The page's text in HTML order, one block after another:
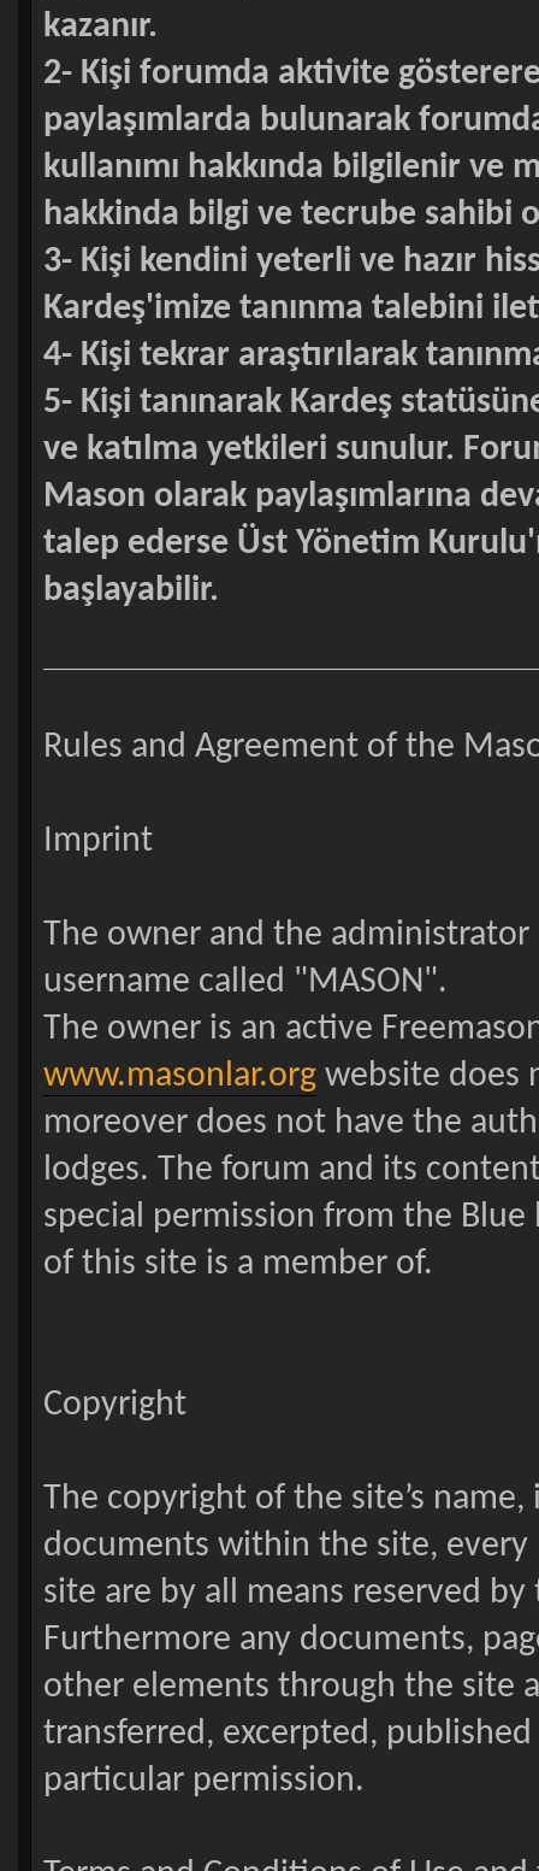
kazanır.
2- Kişi forumda aktivite
paylaşımlarda bulunarak
kullanımı hakkında bilgilenir ve
hakkinda bilgi ve tecrube sahibi
3- Kişi kendini yeterli ve hazır
Kardeş'imize tanınma talebini
4- Kişi tekrar araştırılarak
5- Kişi tanınarak Kardeş
ve katılma yetkileri sunulur.
Mason olarak paylaşımlarına
talep ederse Üst Yönetim
başlayabilir.
Rules and Agreement of the
Imprint
The owner and the
username called "MASON".
The owner is an active
www.masonlar.orgwebsite does
moreover does not have the
lodges. The forum and its
special permission from the
of this site is a member of.
Copyright
The copyright of the site’s
documents within the site,
site are by all means reserved
Furthermore any documents,
other elements through the site
transferred, excerpted,
particular permission.